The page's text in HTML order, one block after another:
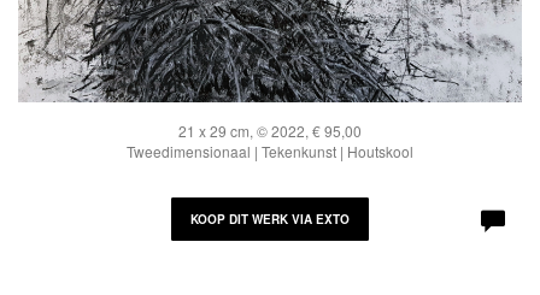
21 x 29 cm, © 2022, € 95,00
Tweedimensionaal | Tekenkunst | Houtskool
KOOP DIT WERK VIA EXTO